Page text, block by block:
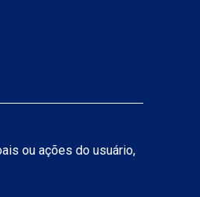
ou ações do usuário,